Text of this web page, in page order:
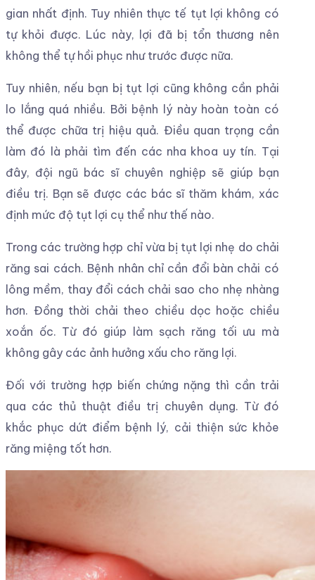
gian nhất định. Tuy nhiên thực tế tụt lợi không có
tự khỏi được. Lúc này, lợi đã bị tổn thương nên
không thể tự hồi phục như trước được nữa.
Tuy nhiên, nếu bạn bị tụt lợi cũng không cần phải
lo lắng quá nhiều. Bởi bệnh lý này hoàn toàn có
thể được chữa trị hiệu quả. Điều quan trọng cần
làm đó là phải tìm đến các nha khoa uy tín. Tại
đây, đội ngũ bác sĩ chuyên nghiệp sẽ giúp bạn
điều trị. Bạn sẽ được các bác sĩ thăm khám, xác
định mức độ tụt lợi cụ thể như thế nào.
Trong các trường hợp chỉ vừa bị tụt lợi nhẹ do chải
răng sai cách. Bệnh nhân chỉ cần đổi bàn chải có
lông mềm, thay đổi cách chải sao cho nhẹ nhàng
hơn. Đồng thời chải theo chiều dọc hoặc chiều
xoắn ốc. Từ đó giúp làm sạch răng tối ưu mà
không gây các ảnh hưởng xấu cho răng lợi.
Đối với trường hợp biến chứng nặng thì cần trải
qua các thủ thuật điều trị chuyên dụng. Từ đó
khắc phục dứt điểm bệnh lý, cải thiện sức khỏe
răng miệng tốt hơn.